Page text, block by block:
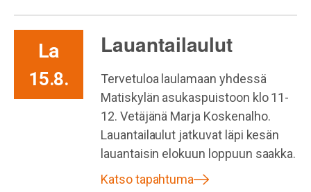
La
15.8.
Lauantailaulut
Tervetuloa laulamaan yhdessä
Matiskylän asukaspuistoon klo 11-
12. Vetäjänä Marja Koskenalho.
Lauantailaulut jatkuvat läpi kesän
lauantaisin elokuun loppuun saakka.
Katso tapahtuma